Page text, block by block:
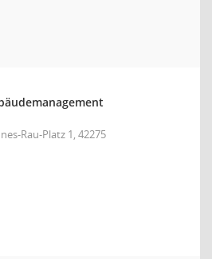
Rau-Platz 1, 42275